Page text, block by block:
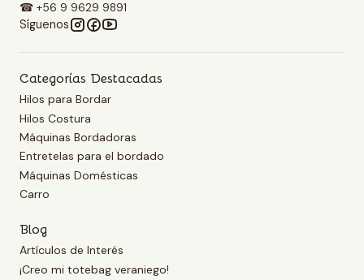
☎ +56 9 9629 9891
Síguenos
Categorías Destacadas
Hilos para Bordar
Hilos Costura
Máquinas Bordadoras
Entretelas para el bordado
Máquinas Domésticas
Carro
Blog
Artículos de Interés
¡Creo mi totebag veraniego!